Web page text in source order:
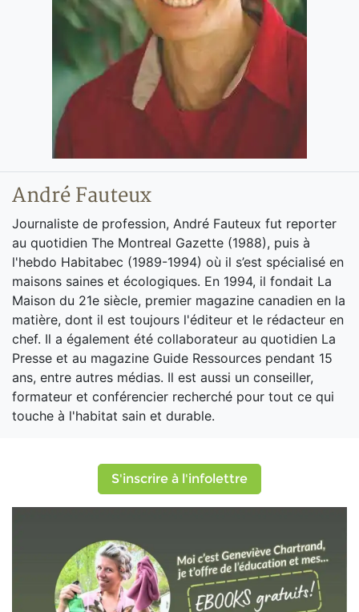
André Fauteux
Journaliste de profession, André Fauteux fut reporter
au quotidien The Montreal Gazette (1988), puis à
l'hebdo Habitabec (1989-1994) où il s’est spécialisé en
maisons saines et écologiques. En 1994, il fondait La
Maison du 21e siècle, premier magazine canadien en la
matière, dont il est toujours l'éditeur et le rédacteur en
chef. Il a également été collaborateur au quotidien La
Presse et au magazine Guide Ressources pendant 15
ans, entre autres médias. Il est aussi un conseiller,
formateur et conférencier recherché pour tout ce qui
touche à l'habitat sain et durable.
S'inscrire à l'infolettre